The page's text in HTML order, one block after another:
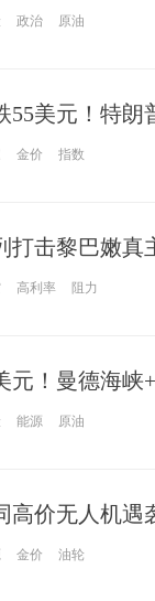
涨1000美元
政治 原油
55美元！特
农“超级考验”
金价 指数
打击黎巴嫩真
高利率 阻力
元！曼德海峡
能源 原油
高价无人机遇
金价 油轮